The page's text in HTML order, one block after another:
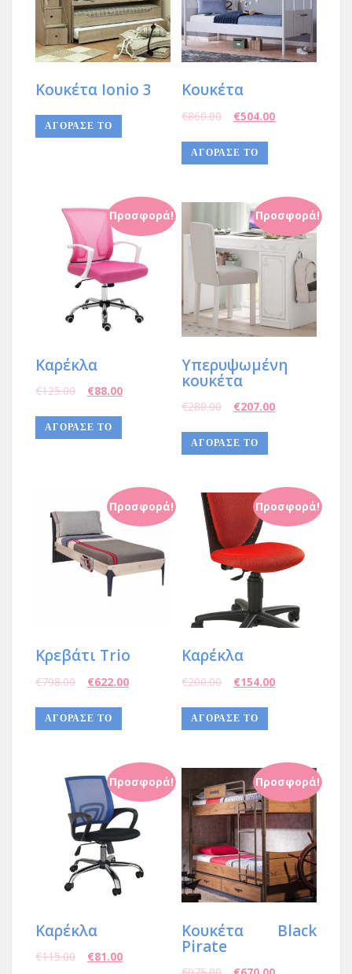
Κουκέτα Ionio 3
ΑΓΟΡΑΣΕ ΤΟ
Κουκέτα
€860.00 €504.00
ΑΓΟΡΑΣΕ ΤΟ
Προσφορά!
Kαρέκλα
€125.00 €88.00
ΑΓΌΡΑΣΈ ΤΟ
Προσφορά!
Υπερυψωμένη
κουκέτα
€280.00 €207.00
AΓΟΡΑΣΕ ΤΟ
Προσφορά!
Kρεβάτι Trio
€798.00 €622.00
ΑΓΌΡΑΣΈ ΤΟ
Προσφορά!
Καρέκλα
€200.00 €154.00
ΑΓΟΡΑΣΕ ΤΟ
Προσφορά!
Καρέκλα
€115.00 €81.00
Προσφορά!
Κουκέτα Black
Pirate